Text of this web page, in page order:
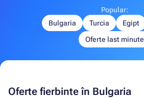
Popular:
Bulgaria
Turcia Egipt
Oferte last minute
Oferte fierbinte în Bulgaria